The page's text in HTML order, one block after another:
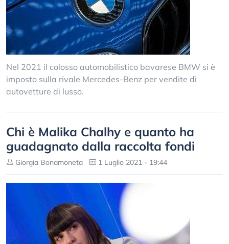
Nel 2021 il colosso automobilistico bavarese BMW si è
imposto sulla rivale Mercedes-Benz per vendite di
autovetture di lusso.
Chi è Malika Chalhy e quanto ha
guadagnato dalla raccolta fondi
Giorgia Bonamoneta 1 Luglio 2021 - 19:44